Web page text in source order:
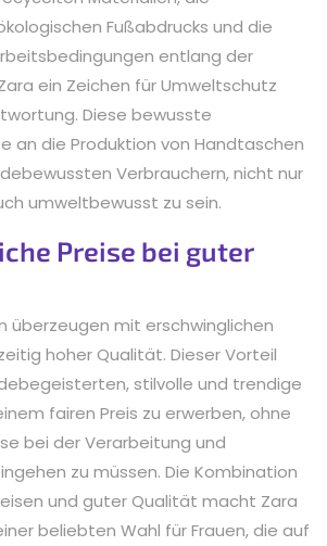
Fußabdrucks und die
entlang der
ein Zeichen für Umweltschutz
Diese bewusste
an die Produktion von Handtaschen
Verbrauchern, nicht nur
umweltbewusst zu sein.
Preise bei guter
überzeugen mit erschwinglichen
hoher Qualität. Dieser Vorteil
stilvolle und trendige
fairen Preis zu erwerben, ohne
bei der Verarbeitung und
zu müssen. Die Kombination
und guter Qualität macht Zara
beliebten Wahl für Frauen, die auf